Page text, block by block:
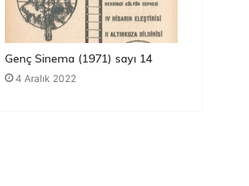
Genç Sinema (1971) sayı 14
4 Aralık 2022